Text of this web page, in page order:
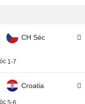
CH Séc
1-7
Croatia
5-6